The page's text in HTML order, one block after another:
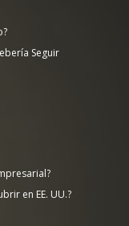
Seguir
en EE. UU.?